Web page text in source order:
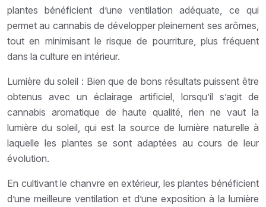
plantes bénéficient d’une ventilation adéquate, ce qui
permet au cannabis de développer pleinement ses arômes,
tout en minimisant le risque de pourriture, plus fréquent
dans la culture en intérieur.
Lumière du soleil : Bien que de bons résultats puissent être
obtenus avec un éclairage artificiel, lorsqu’il s’agit de
cannabis aromatique de haute qualité, rien ne vaut la
lumière du soleil, qui est la source de lumière naturelle à
laquelle les plantes se sont adaptées au cours de leur
évolution.
En cultivant le chanvre en extérieur, les plantes bénéficient
d’une meilleure ventilation et d’une exposition à la lumière